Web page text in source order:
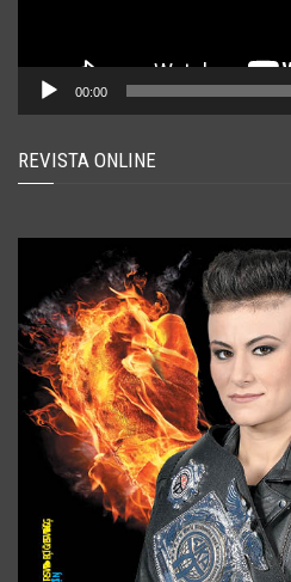
00:00
REVISTA ONLINE